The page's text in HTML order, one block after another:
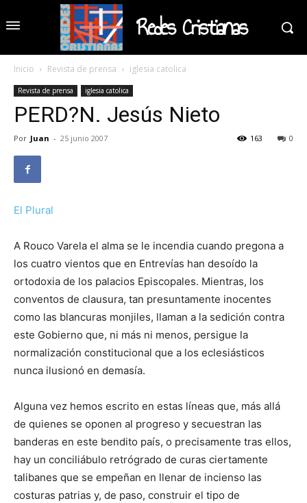
Redes Cristianas
Inicio Revista de prensa iglesia catolica
Revista de prensa iglesia catolica
PERD?N. Jesús Nieto
Por Juan - 25 junio 2007 0
163
El Plural
A Rouco Varela el alma se le incendia cuando pregona a
los cuatro vientos que en Entrevías han desoído la
ortodoxia de los palacios Episcopales. Mientras, los
conventos de clausura, tan presuntamente inocentes
como las blancuras monjiles, llaman a la sedición contra
este Gobierno que, ni más ni menos, persigue la
normalización constitucional que a los eclesiásticos
nunca ilusionó en demasía.
Alguna vez hemos escrito en estas líneas que, más allá
de quienes se oponen al progreso y secuestran las
banderas en este bendito país, o precisamente tras ellos,
hay un conciliábulo retrógrado de curas ciertamente
talibanes que se empeñan en llenar de incienso las
costuras patrias y, de paso, construir el tipo de